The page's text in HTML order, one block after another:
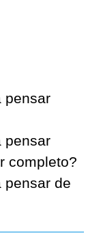
pensar
pensar
completo?
pensar de